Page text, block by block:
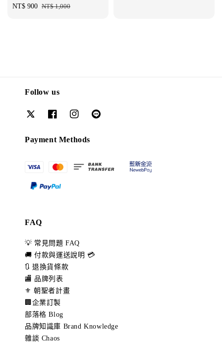
Sale
NT$ 900 Regular
NT$ 1,000
Follow us
Payment Methods
FAQ
💡 常見問題 FAQ
🚚 付款與運送說明 💳
🔃 退換貨條款
🏬 品牌列表
⚜️ 朝聖者計畫
🏢企業訂製
部落格 Blog
品牌知識庫 Brand Knowledge
雜談 Chaos